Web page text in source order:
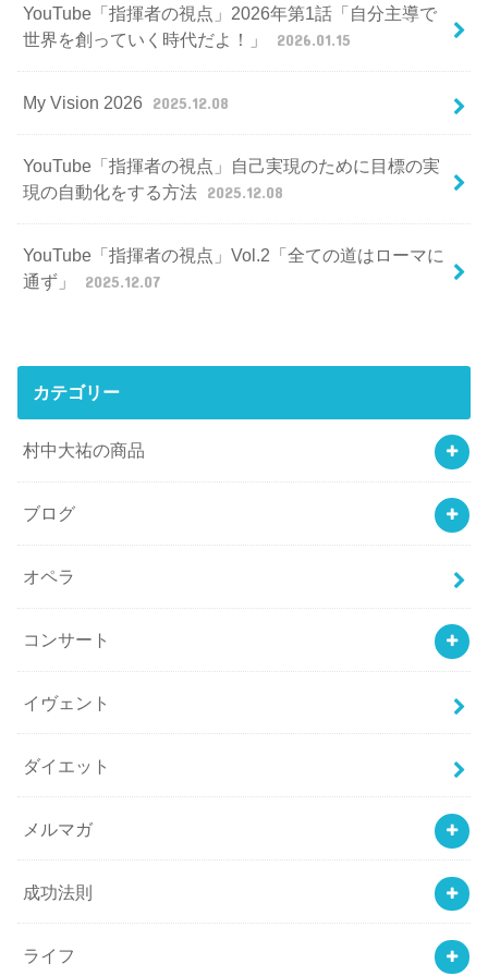
YouTube「指揮者の視点」2026年第1話「自分主導で
世界を創っていく時代だよ！」
2026.01.15
My Vision 2026 2025.12.08
YouTube「指揮者の視点」自己実現のために目標の実
現の自動化をする方法 2025.12.08
YouTube「指揮者の視点」Vol.2「全ての道はローマに
通ず」
2025.12.07
カテゴリー
村中大祐の商品
ブログ
オペラ
コンサート
イヴェント
ダイエット
メルマガ
成功法則
ライフ